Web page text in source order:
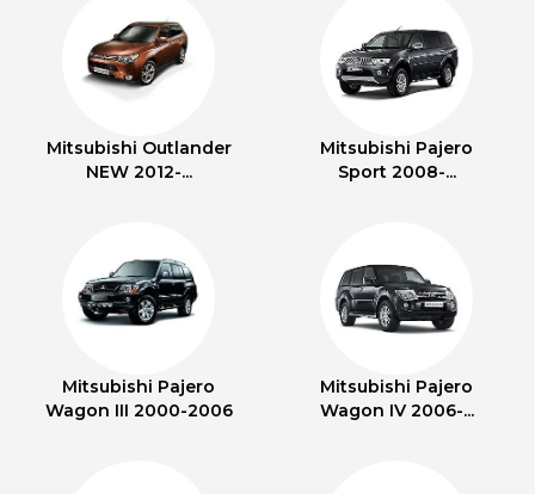
Mitsubishi Outlander
NEW 2012-...
Mitsubishi Pajero
Sport 2008-...
Mitsubishi Pajero
Wagon III 2000-2006
Mitsubishi Pajero
Wagon IV 2006-...